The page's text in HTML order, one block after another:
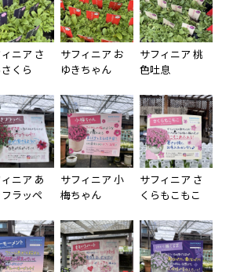
ニア さ
くら
サフィニア お
ゆきちゃん
サフィニア 桃
色吐息
ニア あ
ラッペ
サフィニア 小
梅ちゃん
サフィニア さ
くらもこもこ